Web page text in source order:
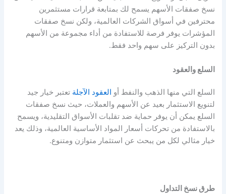
نسخ صفقات الأسهم يسمح لك بمتابعة قرارات مستثمرين
محترفين في أسواق الشركات العالمية، ولكن نسخ صفقات
المؤشرات يوفر فرصة للاستفادة من أداء مجموعة من الأسهم
بدون التركيز على سهم واحد فقط.
السلع والعقود
السلع التي منها الذهب والنفط أو العقود الآجلةتعتبر خيار جيد
لتنويع الاستثمار بعيد عن الأسهم والعملات، حيث نسخ صفقات
السلع يمكن أن يوفر حماية ضد تقلبات الأسواق التقليدية، ويسمح
بالاستفادة من تحركات أسعار المواد الأساسية العالمية، وذلك يعد
خيار مثالي لكل من يبحث عن استثمار متوازن ومتنوع.
طرق نسخ التداول